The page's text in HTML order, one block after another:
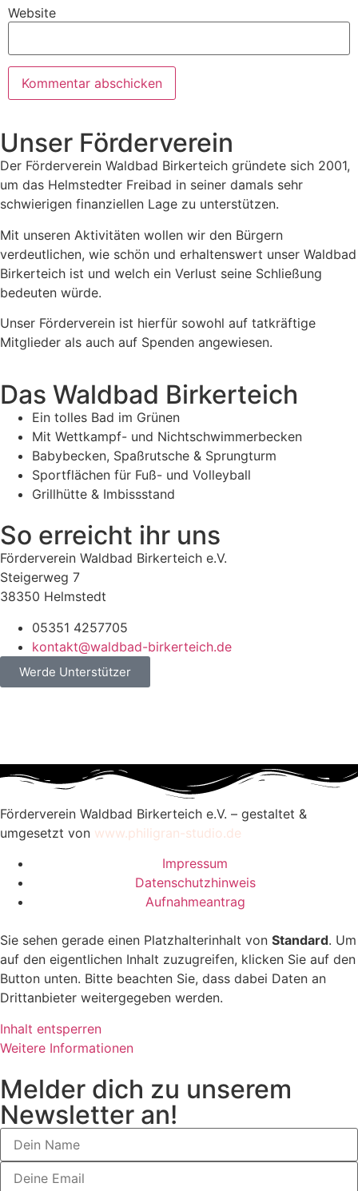
Website
Unser Förderverein
Der Förderverein Waldbad Birkerteich gründete sich 2001,
um das Helmstedter Freibad in seiner damals sehr
schwierigen finanziellen Lage zu unterstützen.
Mit unseren Aktivitäten wollen wir den Bürgern
verdeutlichen, wie schön und erhaltenswert unser Waldbad
Birkerteich ist und welch ein Verlust seine Schließung
bedeuten würde.
Unser Förderverein ist hierfür sowohl auf tatkräftige
Mitglieder als auch auf Spenden angewiesen.
Das Waldbad Birkerteich
Ein tolles Bad im Grünen
Mit Wettkampf- und Nichtschwimmerbecken
Babybecken, Spaßrutsche & Sprungturm
Sportflächen für Fuß- und Volleyball
Grillhütte & Imbissstand
So erreicht ihr uns
Förderverein Waldbad Birkerteich e.V.
Steigerweg 7
38350 Helmstedt
05351 4257705
kontakt@waldbad-birkerteich.de
Werde Unterstützer
Förderverein Waldbad Birkerteich e.V. – gestaltet &
umgesetzt von www.philigran-studio.de
Impressum
Datenschutzhinweis
Aufnahmeantrag
Sie sehen gerade einen Platzhalterinhalt von Standard. Um
auf den eigentlichen Inhalt zuzugreifen, klicken Sie auf den
Button unten. Bitte beachten Sie, dass dabei Daten an
Drittanbieter weitergegeben werden.
Inhalt entsperren
Weitere Informationen
Melder dich zu unserem
Newsletter an!